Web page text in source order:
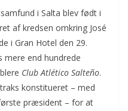
i Salta blev født i
af kredsen omkring José
i Gran Hotel den 29.
mere end hundrede
Club Atlético Salteño.
konstitueret – med
præsident – for at